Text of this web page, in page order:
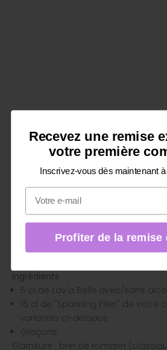
LAV'A BELLE VARIANTES DE SPRITZ
Surtout en plein air, en journée et
l'heure de l'apéritif, le Spritz est
meilleures recettes de Spritz.
Toutes les variantes sont des
et légères avec seulement environ
sûr entièrement sans alcool si vous
Ingrédients
5 cl de Lav'a Belle avec/sans
16 cl de "Sparkling Filler" de votre
variantes ci-dessous
Glaçons
Garniture : brin de romarin
Du erhältst einen
Rabatt auf deine
Melde dich jetzt für unseren
Exklusiven Rabatt
Recevez une remise
votre première
Inscrivez-vous dès maintenant
e-mail
Profiter de la remise